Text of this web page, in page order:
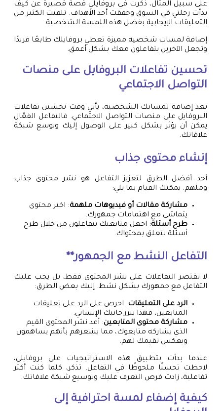
على سبيل المثال، ذكرت في بروفايلي قصة قصيرة عن كيف
بدأت رحلتي في السوق وحققت أحد الأهداف. تلقيت الكثير من
التعليقات الإيجابية بفضل هذه اللمسة الشخصية.
إضافة لمسات شخصية مميزة تعطي بروفايلك طابعًا فريدًا
وتجعل الآخرين يتفاعلون معك بشكل أعمق.
تحسين تفاعلات البروفايل على منصات
التواصل الاجتماعي
بعد إضافة لمساتك الشخصية، يأتي وقت تحسين تفاعلات
البروفايل على منصات التواصل الاجتماعي. فالتفاعل الفعّال
يمكن أن يؤثر بشكل كبير على الوصول إليك ويوسع شبكة
علاقاتك.
إنشاء محتوى جذاب
أحد أفضل الطرق لتعزيز التفاعل هو نشر محتوى جذاب
وملهم. يمكنك القيام بما يلي:
مشاركة مقالات أو فيديوهات ملهمة: اختر محتوى
يتماشى مع اهتمامات جمهورك.
طرح أسئلة: اجعل متابعيك يتفاعلون من خلال طرح
أسئلة تتعلق بمحتواك.
التفاعل النشط مع الجمهور**
لا تقتصر التفاعلات على نشر المحتوى فقط، بل يجب عليك
التفاعل مع جمهورك بشكل نشط. إليك بعض الطرق:
الرد على التعليقات: احرص على الرد على تعليقات
المتابعين، فهذا يبرز جانبك الإنساني.
مشاركة محتوى المتابعين: أعد نشر المحتوى القيم
الذي يشاركه متابعوك، مما يشعرهم بأنهم يساهمون
ويعكس تقيمك لهم.
عندما بدأت بتطبيق هذه الاستراتيجيات على بروفايلي،
لاحظت تحسنًا ملحوظًا في التفاعل. تذكر، كلما كنت أكثر
تفاعلية، زادت فرص التعرف عليك وتوسيع شبكة علاقاتك.
كيفية إضفاء لمسة احترافية إلى